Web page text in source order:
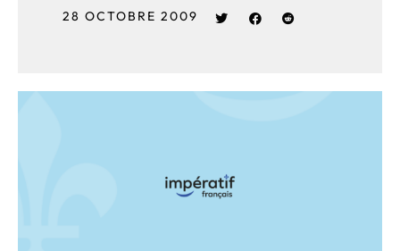
28 OCTOBRE 2009